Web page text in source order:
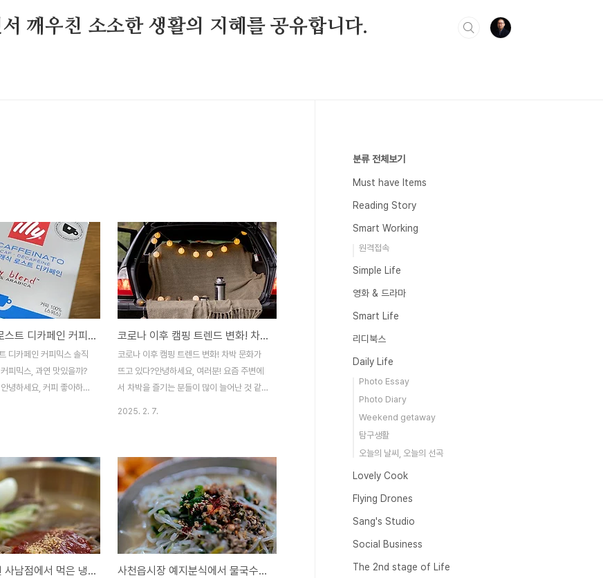
깨우친 소소한 생활의 지혜를 공유합니다.
일리 클래식 로스트 디카페인 커피믹스 솔직 후기 ☕
디카페인 커피믹스 솔직
피에 빠져버렸어요. 😆
클래식 로스트 디카페인
셔보고 후기를 준비했어
리고 카페인이 빠졌다고 해
궁금하시죠? 함께 확
코로나 이후 캠핑 트렌드 변화! 차박 문화가 뜨고 있다?
코로나 이후 캠핑 트렌드 변화! 차박 문화가
뜨고 있다?안녕하세요, 여러분! 요즘 주변에
서 차박을 즐기는 분들이 많이 늘어난 것 같
고 차박 문화가 얼마나 확산되었는지 알아보
려고 합니다!📋 목차캠핑 인구 증가 📈차박
문화의 확산 🚙캠핑 시장 규모 변화 💰차박
관련 통계 📊미래 전망과 결론 🔮캠핑 인구
증가 📈코로나19 이후, 사람들은 안전한 야
외 활동을 찾기 시작했어요. 그중에서도 캠핑
은 사회적 거리두기를 유지하면서도 자연을
2025. 2. 7.
의령소바 사천 사남점에서 먹은 냉메밀국수, 메밀치즈돈까스 사천읍시장 예지분식에서 물국수로 점심을 해결하다
분류 전체보기
Must have Items
Reading Story
Smart Working
원격접속
Simple Life
영화 & 드라마
Smart Life
리디북스
Daily Life
Photo Essay
Photo Diary
Weekend getaway
탐구생활
오늘의 날씨, 오늘의 선곡
Lovely Cook
Flying Drones
Sang's Studio
Social Business
The 2nd stage of Life